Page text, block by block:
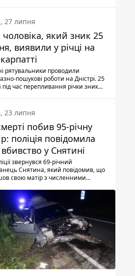
отримала водійка
27 липня
чоловіка, який зник 25
виявили у річці на
рятувальники проводили
пошукові роботи на Дністрі. 25
час перепливання річки зник
тіло.
23 липня
побив 95-річну
поліція повідомила
у Снятині
звернувся 69-річний
Снятина, який повідомив, що
свою матір з численними
правоохоронці, ці травми жінці
син.